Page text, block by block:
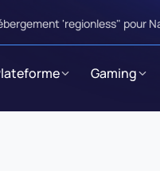
'regionless" pour
Gaming